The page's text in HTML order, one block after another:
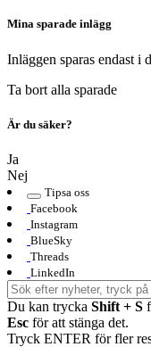
Mina sparade inlägg
Inläggen sparas endast i
Ta bort alla sparade
Är du säker?
Ja
Nej
Tipsa oss
Facebook
Instagram
BlueSky
Threads
LinkedIn
Du kan trycka Shift + S
Esc för att stänga det.
Tryck ENTER för fler